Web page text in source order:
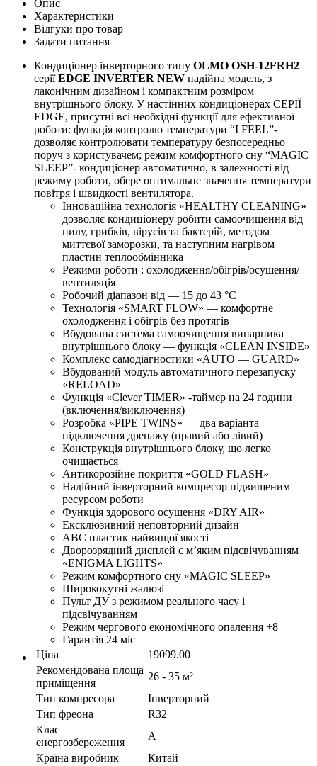
Опис
Характеристики
Відгуки про товар
Задати питання
Кондиціонер інверторного типу OLMO OSH-12FRH2
серіїEDGE INVERTER NEW надійна модель, з
лаконічним дизайном і компактним розміром
внутрішнього блоку. У настінних кондиціонерах СЕРІЇ
EDGE, присутні всі необхідні функції для ефективної
роботи: функція контролю температури “I FEEL”-
дозволяє контролювати температуру безпосередньо
поруч з користувачем; режим комфортного сну “MAGIC
SLEEP”- кондиціонер автоматично, в залежності від
режиму роботи, обере оптимальне значення температури
повітря і швидкості вентилятора.
Інноваційна технологія «HEALTHY CLEANING»
дозволяє кондиціонеру робити самоочищення від
пилу, грибків, вірусів та бактерій, методом
миттєвої заморозки, та наступним нагрівом
пластин теплообмінника
Режими роботи : охолодження/обігрів/осушення/
вентиляція
Робочий діапазон від — 15 до 43 °C
Технологія «SMART FLOW» — комфортне
охолодження і обігрів без протягів
Вбудована система самоочищення випарника
внутрішнього блоку — функція «CLEAN INSIDE»
Комплекс самодіагностики «AUTO — GUARD»
Вбудований модуль автоматичного перезапуску
«RELOAD»
Функція «Сlever TIMER» -таймер на 24 години
(включення/виключення)
Розробка «PIPE TWINS» — два варіанта
підключення дренажу (правий або лівий)
Конструкція внутрішнього блоку, що легко
очищається
Антикорозійне покриття «GOLD FLASH»
Надійний інверторний компресор підвищеним
ресурсом роботи
Функція здорового осушення «DRY AIR»
Ексклюзивний неповторний дизайн
ABC пластик найвищої якості
Дворозрядний дисплей c м’яким підсвічуванням
«ENIGMA LIGHTS»
Режим комфортного сну «MAGIC SLEEP»
Ширококутні жалюзі
Пульт ДУ з режимом реального часу і
підсвічуванням
Режим чергового економічного опалення +8
Гарантія 24 міс
Ціна
19099.00
Рекомендована площа
приміщення
26 - 35 м²
Тип компресора
Інверторний
Тип фреона
R32
Клас
енергозбереження
A
Країна виробник
Китай